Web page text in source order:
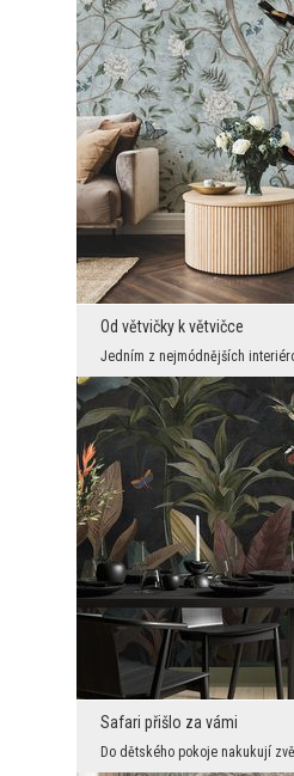
Od větvičky k větvičce
Safari přišlo za vámi